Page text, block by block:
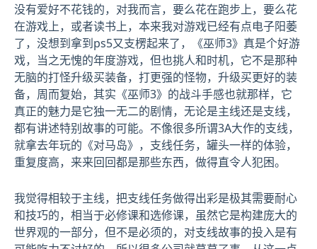
没有爱好不花钱的，对我而言，要么花在跑步上，要么花
在游戏上，或者读书上，本来我对游戏已经有点电子阳萎
了，没想到拿到ps5又支楞起来了，《巫师3》真是个好游
戏，当之无愧的年度游戏，但也挑人和时机，它不是那种
无脑的打怪升级买装备，打更强的怪物，升级买更好的装
备，周而复始，其实《巫师3》的战斗手感也就那样，它
真正的魅力是它独一无二的剧情，无论是主线还是支线，
都有讲述特别故事的可能。不像很多所谓3A大作的支线，
就拿去年玩的《对马岛》，支线任务，罐头一样的体验，
重复度高，来来回回都是那些东西，做得直令人犯困。
我觉得相较于主线，把支线任务做得出彩是极其需要耐心
和技巧的，相当于必修课和选修课，虽然它是构建庞大的
世界观的一部分，但不是必须的，对支线故事的投入是有